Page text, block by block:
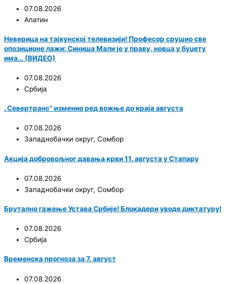
07.08.2026
Апатин
Неверица на тајкунској телевизији! Професор срушио све
опозиционе лажи: Синиша Мали је у праву, новца у буџету
има… (ВИДЕО)
07.08.2026
Србија
„Севертранс“ изменио ред вожње до краја августа
07.08.2026
Западнобачки округ, Сомбор
Акција добровољног давања крви 11. августа у Стапару
07.08.2026
Западнобачки округ, Сомбор
Брутално гажење Устава Србије! Блокадери уводе диктатуру!
07.08.2026
Србија
Временска прогноза за 7. август
07.08.2026